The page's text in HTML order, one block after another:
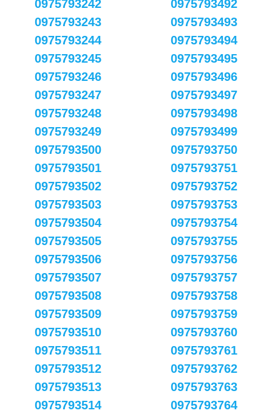
0975793242
0975793243
0975793244
0975793245
0975793246
0975793247
0975793248
0975793249
0975793492
0975793493
0975793494
0975793495
0975793496
0975793497
0975793498
0975793499
0975793500
0975793501
0975793502
0975793503
0975793504
0975793505
0975793506
0975793507
0975793508
0975793509
0975793510
0975793511
0975793512
0975793513
0975793514
0975793750
0975793751
0975793752
0975793753
0975793754
0975793755
0975793756
0975793757
0975793758
0975793759
0975793760
0975793761
0975793762
0975793763
0975793764